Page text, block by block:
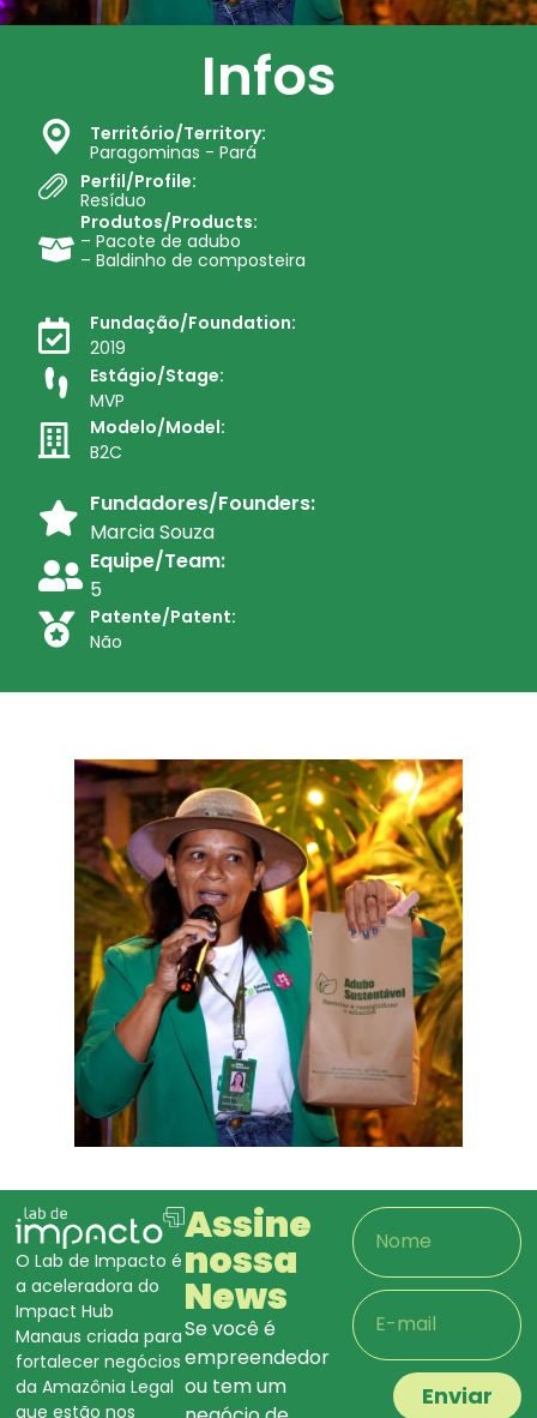
Infos
Território/Territory:
Paragominas - Pará
Perfil/Profile:
Resíduo
Produtos/Products:
– Pacote de adubo
– Baldinho de composteira
Fundação/Foundation:
2019
Estágio/Stage:
MVP
Modelo/Model:
B2C
Fundadores/Founders:
Marcia Souza
Equipe/Team:
5
Patente/Patent:
Não
O Lab de Impacto é
a aceleradora do
Impact Hub
Manaus criada para
fortalecer negócios
da Amazônia Legal
que estão nos
Assine
nossa
News
Se você é
empreendedor
ou tem um
Enviar